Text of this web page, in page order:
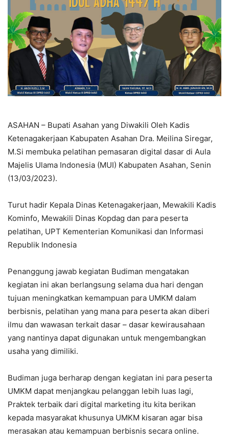
ASAHAN – Bupati Asahan yang Diwakili Oleh Kadis
Ketenagakerjaan Kabupaten Asahan Dra. Meilina Siregar,
M.Si membuka pelatihan pemasaran digital dasar di Aula
Majelis Ulama Indonesia (MUI) Kabupaten Asahan, Senin
(13/03/2023).
Turut hadir Kepala Dinas Ketenagakerjaan, Mewakili Kadis
Kominfo, Mewakili Dinas Kopdag dan para peserta
pelatihan, UPT Kementerian Komunikasi dan Informasi
Republik Indonesia
Penanggung jawab kegiatan Budiman mengatakan
kegiatan ini akan berlangsung selama dua hari dengan
tujuan meningkatkan kemampuan para UMKM dalam
berbisnis, pelatihan yang mana para peserta akan diberi
ilmu dan wawasan terkait dasar – dasar kewirausahaan
yang nantinya dapat digunakan untuk mengembangkan
usaha yang dimiliki.
Budiman juga berharap dengan kegiatan ini para peserta
UMKM dapat menjangkau pelanggan lebih luas lagi,
Praktek terbaik dari digital marketing itu kita berikan
kepada masyarakat khusunya UMKM kisaran agar bisa
merasakan atau kemampuan berbisnis secara online.